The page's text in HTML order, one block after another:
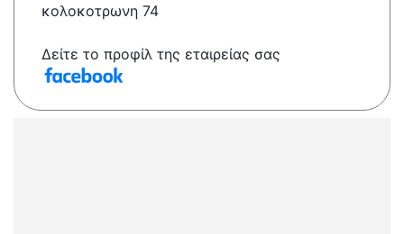
κολοκοτρωνη 74
Δείτε το προφίλ της εταιρείας σας